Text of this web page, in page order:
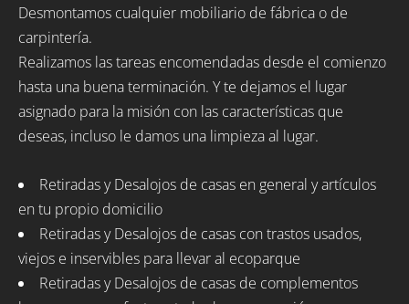
Desmontamos cualquier mobiliario de fábrica o de
carpintería.
Realizamos las tareas encomendadas desde el comienzo
hasta una buena terminación. Y te dejamos el lugar
asignado para la misión con las características que
deseas, incluso le damos una limpieza al lugar.
Retiradas y Desalojos de casas en general y artículos
en tu propio domicilio
Retiradas y Desalojos de casas con trastos usados,
viejos e inservibles para llevar al ecoparque
Retiradas y Desalojos de casas de complementos